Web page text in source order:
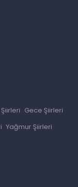
Şiirleri Gece Şiirleri
Yağmur Şiirleri